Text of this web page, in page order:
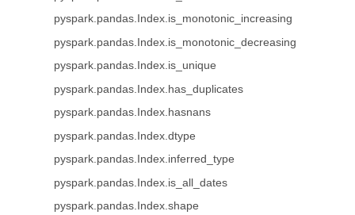
pyspark.pandas.Index.is_monotonic_increasing
pyspark.pandas.Index.is_monotonic_decreasing
pyspark.pandas.Index.is_unique
pyspark.pandas.Index.has_duplicates
pyspark.pandas.Index.hasnans
pyspark.pandas.Index.dtype
pyspark.pandas.Index.inferred_type
pyspark.pandas.Index.is_all_dates
pyspark.pandas.Index.shape